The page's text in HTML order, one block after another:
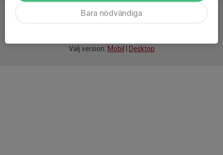
Välj version: Mobil Desktop
Bara nödvändiga